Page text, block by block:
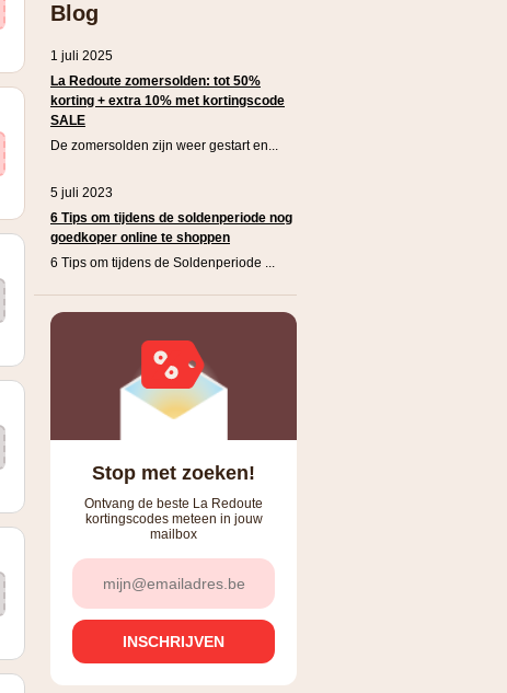
Blog
1 juli 2025
La Redoute zomersolden: tot 50%
korting + extra 10% met kortingscode
SALE
De zomersolden zijn weer gestart en...
5 juli 2023
6 Tips om tijdens de soldenperiode nog
goedkoper online te shoppen
6 Tips om tijdens de Soldenperiode ...
Stop met zoeken!
Ontvang de beste La Redoute
kortingscodes meteen in jouw
mailbox